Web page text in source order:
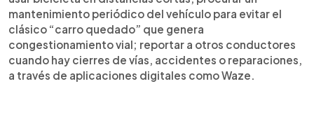
mantenimiento periódico del vehículo para evitar el
clásico “carro quedado” que genera
congestionamiento vial; reportar a otros conductores
cuando hay cierres de vías, accidentes o reparaciones,
a través de aplicaciones digitales como Waze.